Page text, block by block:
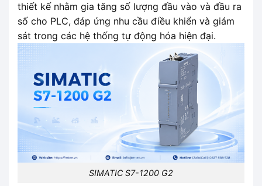
thiết kế nhằm gia tăng số lượng đầu vào và đầu ra
số cho PLC, đáp ứng nhu cầu điều khiển và giám
sát trong các hệ thống tự động hóa hiện đại.
SIMATIC S7-1200 G2